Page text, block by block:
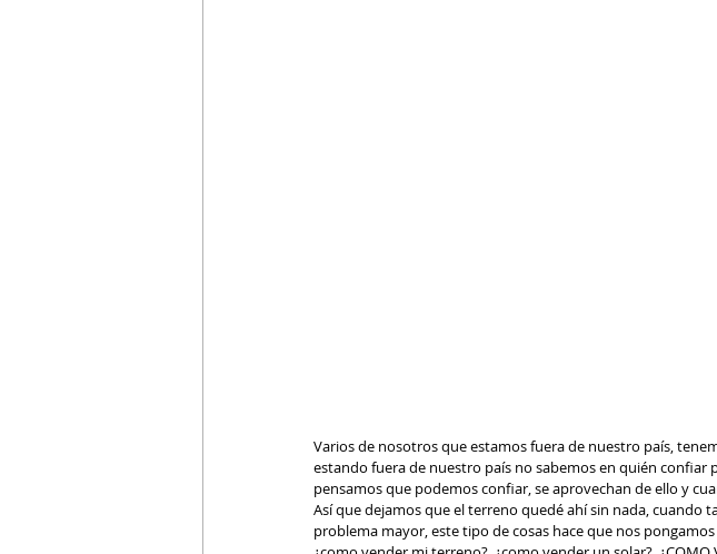
Varios de nosotros que estamos fuera de nuestro país,
estando fuera de nuestro país no sabemos en quién
pensamos que podemos confiar, se aprovechan de ello y
Así que dejamos que el terreno quedé ahí sin nada,
problema mayor, este tipo de cosas hace que nos